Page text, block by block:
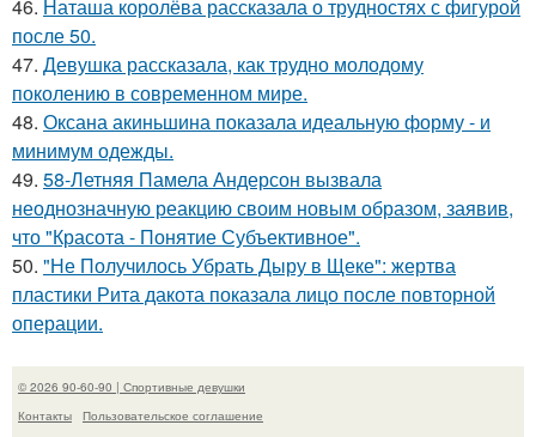
46. Наташа королёва рассказала о трудностях с фигурой
после 50.
47. Девушка рассказала, как трудно молодому
поколению в современном мире.
48. Оксана акиньшина показала идеальную форму - и
минимум одежды.
49. 58-Летняя Памела Андерсон вызвала
неоднозначную реакцию своим новым образом, заявив,
что "Красота - Понятие Субъективное".
50. "Не Получилось Убрать Дыру в Щеке": жертва
пластики Рита дакота показала лицо после повторной
операции.
© 2026 90-60-90 | Спортивные девушки
Контакты
Пользовательское соглашение